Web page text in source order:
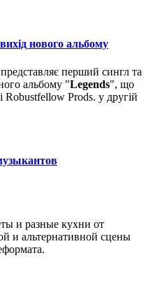
нового альбому
перший сингл та
альбому "Legends", що
Robustfellow Prods. у другій
и разные кухни от
и альтернативной сцены